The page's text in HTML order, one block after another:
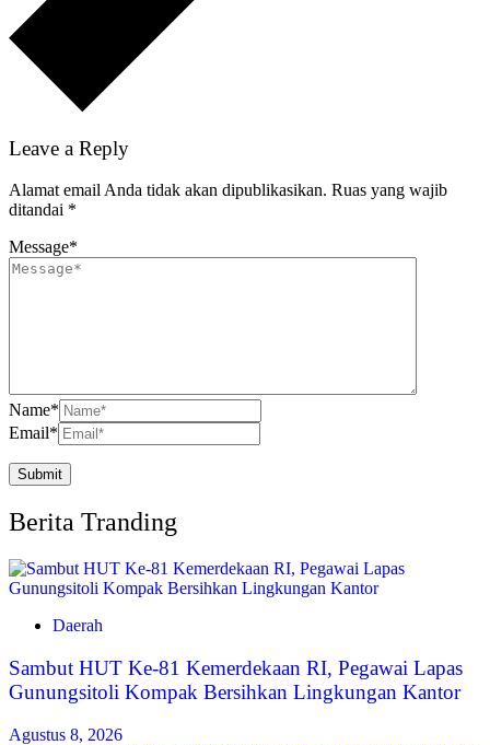
Leave a Reply
Alamat email Anda tidak akan dipublikasikan. Ruas yang wajib
ditandai *
Message*
Name*
Email*
Berita Tranding
Daerah
Sambut HUT Ke-81 Kemerdekaan RI, Pegawai Lapas
Gunungsitoli Kompak Bersihkan Lingkungan Kantor
Agustus 8, 2026